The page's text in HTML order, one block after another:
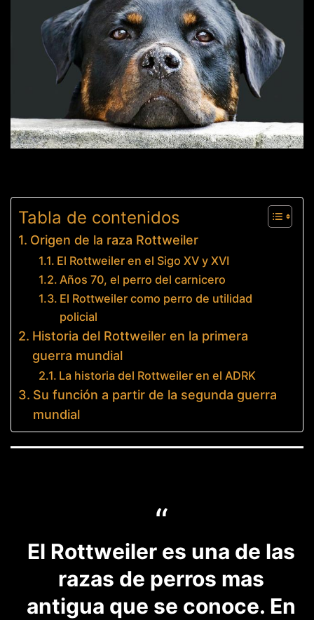
Tabla de contenidos
Origen de la raza Rottweiler
El Rottweiler en el Sigo XV y XVI
Años 70, el perro del carnicero
El Rottweiler como perro de utilidad
policial
Historia del Rottweiler en la primera
guerra mundial
La historia del Rottweiler en el ADRK
Su función a partir de la segunda guerra
mundial
El Rottweiler es una de las
razas de perros mas
antigua que se conoce. En